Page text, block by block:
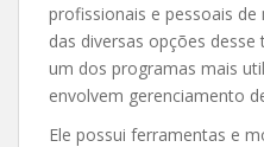
profissionais e pessoais de
das diversas opções
um dos programas mais
envolvem gerenciamento
Ele possui ferramentas e